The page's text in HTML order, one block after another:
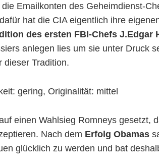
Emailkonten des Geheimdienst-
hat die CIA eigentlich ihre
des ersten FBI-Chefs J.Edgar
anlegen lies um sie unter Druck
dieser Tradition.
gering, Originalität: mittel
einen Wahlsieg Romneys gesetzt,
Nach dem Erfolg Obamas
glücklich zu werden und bat